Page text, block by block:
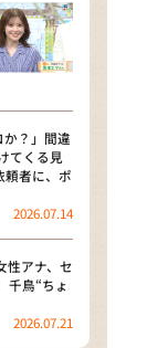
ーズン２
正義の
～
！
か？」間違
てくる見
頼者に、ポ
2026.07.14
性アナ、セ
千鳥“ちょ
2026.07.21